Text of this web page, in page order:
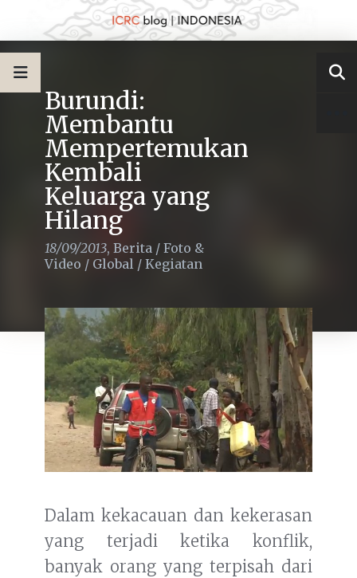
Burundi:
Membantu
Mempertemukan
Kembali
Keluarga yang
Hilang
18/09/2013, Berita / Foto &
Video / Global / Kegiatan
Dalam kekacauan dan kekerasan
yang terjadi ketika konflik,
banyak orang yang terpisah dari